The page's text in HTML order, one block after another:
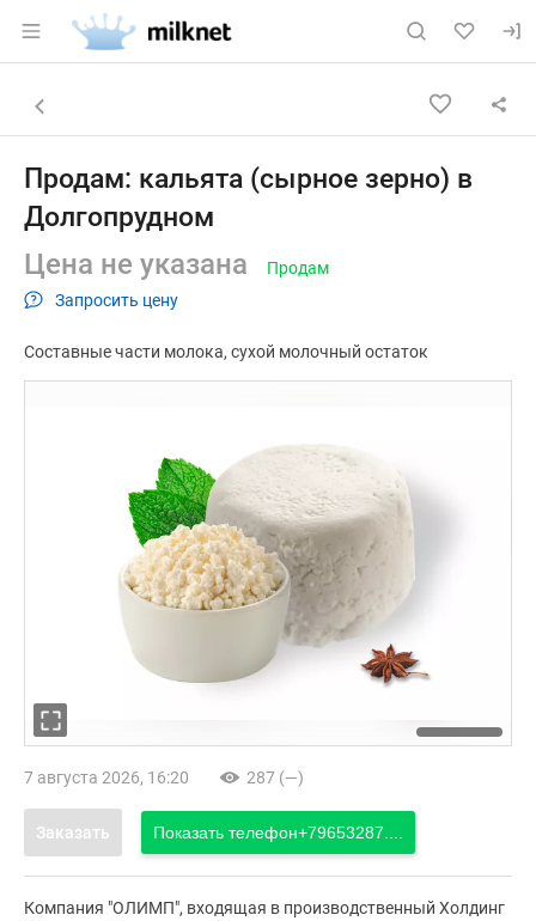
Раздел навигации по сайту milknet.ru
Объявление: Продам: кальята
Навигация и управление объявлением
Назад к списку объявлений
Продам: кальята (сырное зерно) в
Долгопрудном
Цена не указана
Запросить цену
Продам
Составные части молока сухой молочный остаток
7 августа 2026, 16:20 287 (—)
Заказать Показать телефон+79653287....
Компания "ОЛИМП", входящая в производственный Холдинг